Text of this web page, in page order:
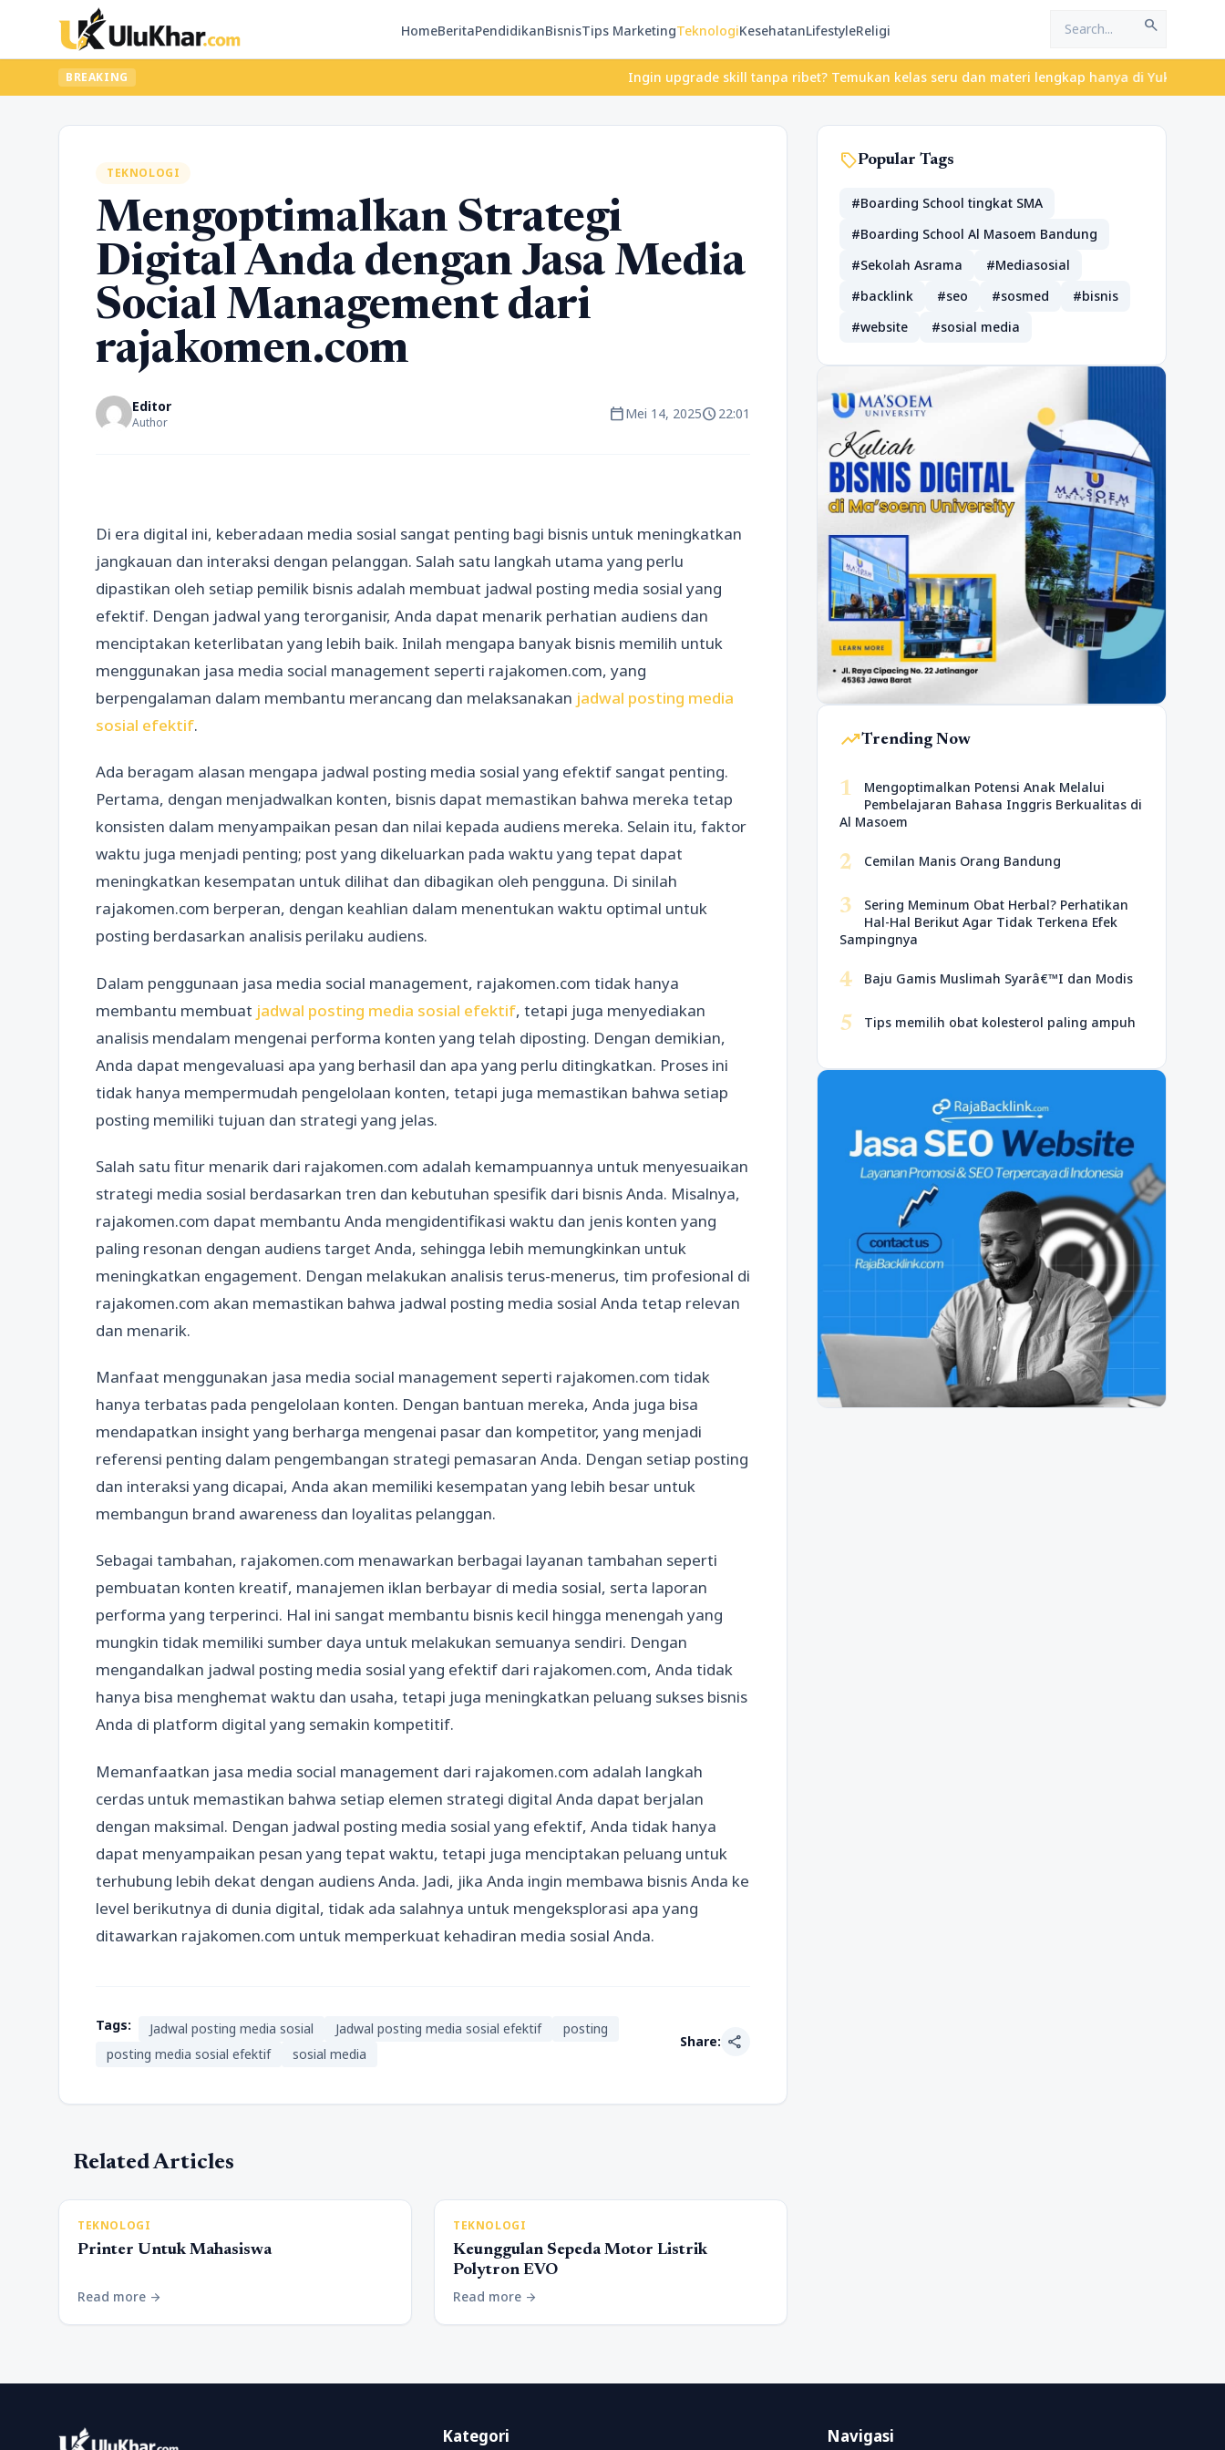
HomeBeritaPendidikanBisnisTips MarketingTeknologiKesehatanLifestyleReligi search
BREAKING Ingin upgrade skill tanpa ribet? Temukan kelas seru dan materi lengkap hanya di YukBelajar.com.
TEKNOLOGI
Mengoptimalkan Strategi
Digital Anda dengan Jasa Media
Social Management dari
rajakomen.com
Editor
Author calendar_todayMei 14, 2025schedule22:01
Di era digital ini, keberadaan media sosial sangat penting bagi bisnis untuk meningkatkan
jangkauan dan interaksi dengan pelanggan. Salah satu langkah utama yang perlu
dipastikan oleh setiap pemilik bisnis adalah membuat jadwal posting media sosial yang
efektif. Dengan jadwal yang terorganisir, Anda dapat menarik perhatian audiens dan
menciptakan keterlibatan yang lebih baik. Inilah mengapa banyak bisnis memilih untuk
menggunakan jasa media social management seperti rajakomen.com, yang
berpengalaman dalam membantu merancang dan melaksanakan jadwal posting media
sosial efektif.
Ada beragam alasan mengapa jadwal posting media sosial yang efektif sangat penting.
Pertama, dengan menjadwalkan konten, bisnis dapat memastikan bahwa mereka tetap
konsisten dalam menyampaikan pesan dan nilai kepada audiens mereka. Selain itu, faktor
waktu juga menjadi penting; post yang dikeluarkan pada waktu yang tepat dapat
meningkatkan kesempatan untuk dilihat dan dibagikan oleh pengguna. Di sinilah
rajakomen.com berperan, dengan keahlian dalam menentukan waktu optimal untuk
posting berdasarkan analisis perilaku audiens.
Dalam penggunaan jasa media social management, rajakomen.com tidak hanya
membantu membuat jadwal posting media sosial efektif, tetapi juga menyediakan
analisis mendalam mengenai performa konten yang telah diposting. Dengan demikian,
Anda dapat mengevaluasi apa yang berhasil dan apa yang perlu ditingkatkan. Proses ini
tidak hanya mempermudah pengelolaan konten, tetapi juga memastikan bahwa setiap
posting memiliki tujuan dan strategi yang jelas.
Salah satu fitur menarik dari rajakomen.com adalah kemampuannya untuk menyesuaikan
strategi media sosial berdasarkan tren dan kebutuhan spesifik dari bisnis Anda. Misalnya,
rajakomen.com dapat membantu Anda mengidentifikasi waktu dan jenis konten yang
paling resonan dengan audiens target Anda, sehingga lebih memungkinkan untuk
meningkatkan engagement. Dengan melakukan analisis terus-menerus, tim profesional di
rajakomen.com akan memastikan bahwa jadwal posting media sosial Anda tetap relevan
dan menarik.
Manfaat menggunakan jasa media social management seperti rajakomen.com tidak
hanya terbatas pada pengelolaan konten. Dengan bantuan mereka, Anda juga bisa
mendapatkan insight yang berharga mengenai pasar dan kompetitor, yang menjadi
referensi penting dalam pengembangan strategi pemasaran Anda. Dengan setiap posting
dan interaksi yang dicapai, Anda akan memiliki kesempatan yang lebih besar untuk
membangun brand awareness dan loyalitas pelanggan.
Sebagai tambahan, rajakomen.com menawarkan berbagai layanan tambahan seperti
pembuatan konten kreatif, manajemen iklan berbayar di media sosial, serta laporan
performa yang terperinci. Hal ini sangat membantu bisnis kecil hingga menengah yang
mungkin tidak memiliki sumber daya untuk melakukan semuanya sendiri. Dengan
mengandalkan jadwal posting media sosial yang efektif dari rajakomen.com, Anda tidak
hanya bisa menghemat waktu dan usaha, tetapi juga meningkatkan peluang sukses bisnis
Anda di platform digital yang semakin kompetitif.
Memanfaatkan jasa media social management dari rajakomen.com adalah langkah
cerdas untuk memastikan bahwa setiap elemen strategi digital Anda dapat berjalan
dengan maksimal. Dengan jadwal posting media sosial yang efektif, Anda tidak hanya
dapat menyampaikan pesan yang tepat waktu, tetapi juga menciptakan peluang untuk
terhubung lebih dekat dengan audiens Anda. Jadi, jika Anda ingin membawa bisnis Anda ke
level berikutnya di dunia digital, tidak ada salahnya untuk mengeksplorasi apa yang
ditawarkan rajakomen.com untuk memperkuat kehadiran media sosial Anda.
Tags: Jadwal posting media sosial Jadwal posting media sosial efektif
posting
posting media sosial efektif
sosial media
Share: share
Related Articles
TEKNOLOGI
Printer Untuk Mahasiswa
Read more arrow_forward
TEKNOLOGI
Keunggulan Sepeda Motor Listrik
Polytron EVO
Read more arrow_forward
sellPopular Tags
#Boarding School tingkat SMA
#Boarding School Al Masoem Bandung
#Sekolah Asrama
#Mediasosial
#backlink
#seo #sosmed
#bisnis
#website
#sosial media
trending_upTrending Now
1
Mengoptimalkan Potensi Anak Melalui
Pembelajaran Bahasa Inggris Berkualitas di
Al Masoem
2 Cemilan Manis Orang Bandung
3
Sering Meminum Obat Herbal? Perhatikan
Hal-Hal Berikut Agar Tidak Terkena Efek
Sampingnya
4 Baju Gamis Muslimah Syarâ€™I dan Modis
5 Tips memilih obat kolesterol paling ampuh
Kategori Navigasi